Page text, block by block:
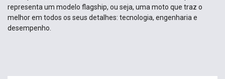
representa um modelo flagship, ou seja, uma moto que traz o
melhor em todos os seus detalhes: tecnologia, engenharia e
desempenho.